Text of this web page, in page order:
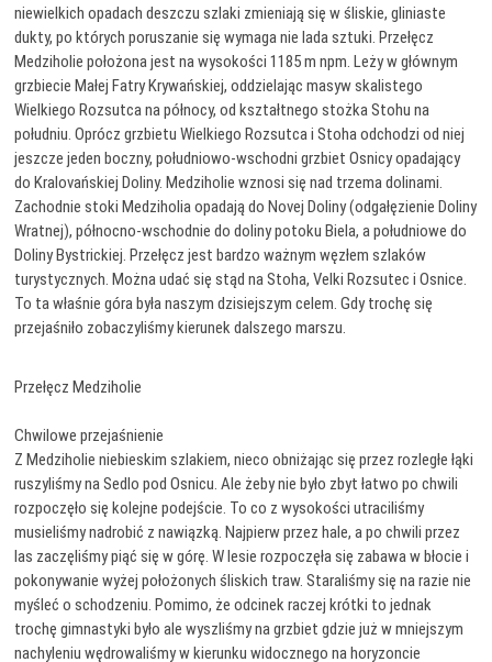
niewielkich opadach deszczu szlaki zmieniają się w śliskie, gliniaste
dukty, po których poruszanie się wymaga nie lada sztuki. Przełęcz
Medziholie położona jest na wysokości 1185 m npm. Leży w głównym
grzbiecie Małej Fatry Krywańskiej, oddzielając masyw skalistego
Wielkiego Rozsutca na północy, od kształtnego stożka Stohu na
południu. Oprócz grzbietu Wielkiego Rozsutca i Stoha odchodzi od niej
jeszcze jeden boczny, południowo-wschodni grzbiet Osnicy opadający
do Kralovańskiej Doliny. Medziholie wznosi się nad trzema dolinami.
Zachodnie stoki Medziholia opadają do Novej Doliny (odgałęzienie Doliny
Wratnej), północno-wschodnie do doliny potoku Biela, a południowe do
Doliny Bystrickiej. Przełęcz jest bardzo ważnym węzłem szlaków
turystycznych. Można udać się stąd na Stoha, Velki Rozsutec i Osnice.
To ta właśnie góra była naszym dzisiejszym celem. Gdy trochę się
przejaśniło zobaczyliśmy kierunek dalszego marszu.
Przełęcz Medziholie
Chwilowe przejaśnienie
Z Medziholie niebieskim szlakiem, nieco obniżając się przez rozległe łąki
ruszyliśmy na Sedlo pod Osnicu. Ale żeby nie było zbyt łatwo po chwili
rozpoczęło się kolejne podejście. To co z wysokości utraciliśmy
musieliśmy nadrobić z nawiązką. Najpierw przez hale, a po chwili przez
las zaczęliśmy piąć się w górę. W lesie rozpoczęła się zabawa w błocie i
pokonywanie wyżej położonych śliskich traw. Staraliśmy się na razie nie
myśleć o schodzeniu. Pomimo, że odcinek raczej krótki to jednak
trochę gimnastyki było ale wyszliśmy na grzbiet gdzie już w mniejszym
nachyleniu wędrowaliśmy w kierunku widocznego na horyzoncie